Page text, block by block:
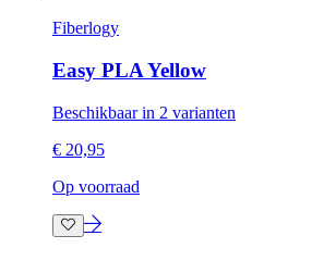
Fiberlogy
Easy PLA Yellow
Beschikbaar in 2 varianten
€ 20,95
Op voorraad